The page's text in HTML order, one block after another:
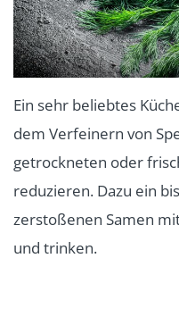
Ein sehr beliebtes
dem Verfeinern von
getrockneten oder
reduzieren. Dazu ein
zerstoßenen Samen
und trinken.